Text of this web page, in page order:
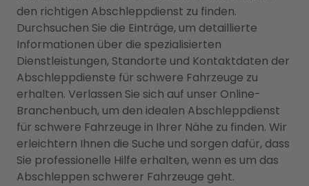
den richtigen Abschleppdienst zu finden.
Durchsuchen Sie die Einträge, um detaillierte
Informationen über die spezialisierten
Dienstleistungen, Standorte und Kontaktdaten der
Abschleppdienste für schwere Fahrzeuge zu
erhalten. Verlassen Sie sich auf unser Online-
Branchenbuch, um den idealen Abschleppdienst
für schwere Fahrzeuge in Ihrer Nähe zu finden. Wir
erleichtern Ihnen die Suche und sorgen dafür, dass
Sie professionelle Hilfe erhalten, wenn es um das
Abschleppen schwerer Fahrzeuge geht.